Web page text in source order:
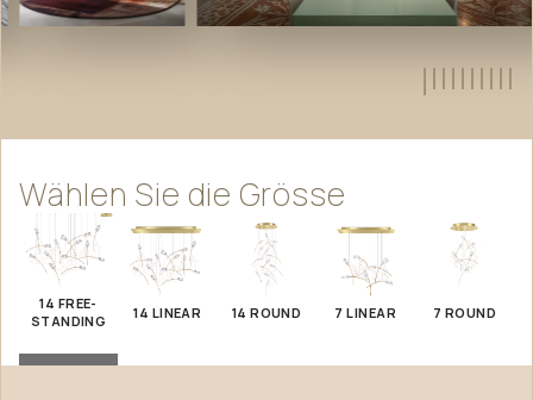
Wählen Sie die Grösse
14 FREE-
STANDING
14 LINEAR 14 ROUND 7 LINEAR 7 ROUND